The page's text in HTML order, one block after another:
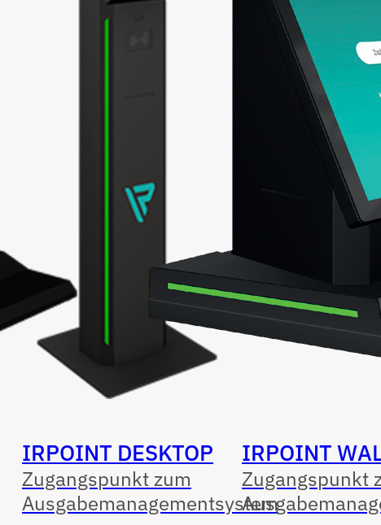
IRPOINT DESKTOP
Zugangspunkt zum
Ausgabemanagementsystem
IRPOINT
Zugangspunkt